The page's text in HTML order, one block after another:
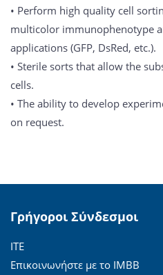
• Perform high quality cell
multicolor immunophenotype
applications (GFP, DsRed, etc.).
• Sterile sorts that allow the
cells.
• The ability to develop
on request.
Γρήγοροι Σύνδεσμοι
ΙΤΕ
Επικοινωνήστε με το ΙΜΒΒ